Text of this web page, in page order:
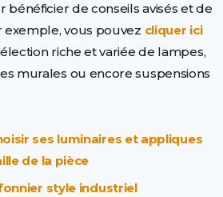
bénéficier de conseils avisés et de
exemple, vous pouvez cliquer ici
riche et variée de lampes,
murales ou encore suspensions
ses luminaires et appliques
de la pièce
style industriel